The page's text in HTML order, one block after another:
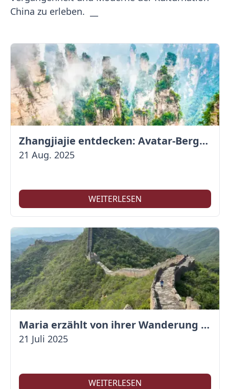
China zu erleben. __
Zhangjiajie entdecken: Avatar-Berge & Altstadt von Fenghuang
21 Aug. 2025
WEITERLESEN
Maria erzählt von ihrer Wanderung auf der Großen Mauer
21 Juli 2025
WEITERLESEN